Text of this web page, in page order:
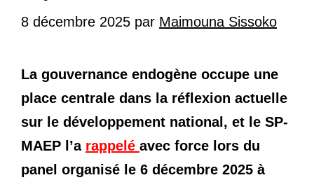
8 décembre 2025 par Maimouna Sissoko
La gouvernance endogène occupe une
place centrale dans la réflexion actuelle
sur le développement national, et le SP-
MAEP l’a rappelé avec force lors du
panel organisé le 6 décembre 2025 à